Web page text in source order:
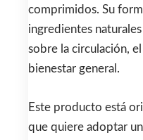
comprimidos. Su
ingredientes
sobre la circulación,
bienestar general.
Este producto está
que quiere adoptar